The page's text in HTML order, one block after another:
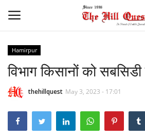
Home
Contact
Hamirpur
विभाग किसानों को
thehillquest May 3, 2023 - 17:01